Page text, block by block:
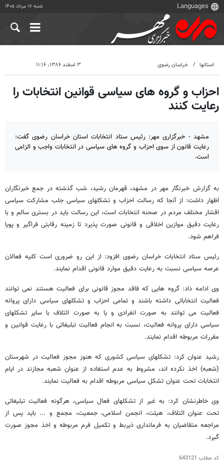
شنبه ۱۷ مرداد ۱۴۰۵
استانها خراسان رضوی ۳ اسفند ۱۳۸۶، ۱۱:۱۶
احزاب و گروه های سیاسی قوانین انتخابات را
رعایت کنند
مشهد - خبرگزاری مهر: رئیس ستاد انتخابات استان خراسان رضوی گفت:
رعایت قانون از سوی احزاب و گروه های سیاسی در انتخابات واجب و الزامی
است.
به گزارش خبرنگار مهر در مشهد، قهرمان رشید، شب گذشته در جمع خبرنگاران
اظهار داشت: از آنجا که رسالت احزاب و تشکلهای سیاسی جلب مشارکت سیاسی
اقشار مختلف مردم در صحنه انتخابات است، این رسالت باید در بستری سالم و با
رعایت دقیق موازین اخلاقی و قانونی صورت پذیرد تا زمینه رقابتی فراگیر و پویا
فراهم شود.
رئیس ستاد انتخابات خراسان رضوی افزود: از این رو ضروری است کلیه فعالان
عرصه سیاسی نسبت به رعایت دقیق موارد قانونی اقدام نمایند.
وی ادامه داد: گروه هایی که فاقد مجوز قانونی برای فعالیت هستند نمی توانند
فعالیت انتخاباتی داشته باشند و تمامی احزاب و تشکلهای سیاسی دارای پروانه
فعالیت می توانند به صورت انفرادی و یا به صورت ائتلاف با سایر تشکلهای
سیاسی دارای پروانه فعالیت، نسبت به انجام فعالیت تبلیغاتی با رعایت قوانین و
مقررات مربوطه اقدام نمایند.
رشید عنوان کرد: تشکلهای سیاسی کشوری که هنوز مجوز فعالیت در شهرستان
(شعبه) اخذ نکرده اند، مشروط به عدم استفاده از عنوان شعبه مجازند در ایام
انتخابات تحت عنوان تشکل سیاسی مربوطه اقدام به فعالیت نمایند.
وی خاطرنشان کرد: به غیر از تشکلهای فعال سیاسی، هرگونه فعالیت تبلیغاتی
تحت عنوان ائتلاف، هیئت، انجمن اسلامی، جمعیت، مجمع و ... باید پس از
مراجعه متقاضیان به فرمانداری ذیربط و تکمیل فرم مربوطه و اخذ مجوز صورت
گیرد.
کد مطلب 643121